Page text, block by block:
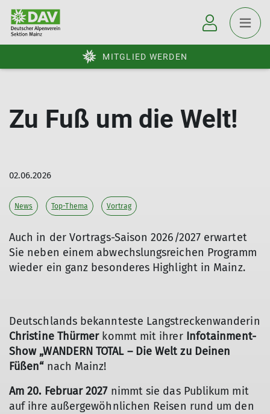
MITGLIED WERDEN
Zu Fuß um die Welt!
02.06.2026
News Top-Thema Vortrag
Auch in der Vortrags-Saison 2026/2027 erwartet
Sie neben einem abwechslungsreichen Programm
wieder ein ganz besonderes Highlight in Mainz.
Deutschlands bekannteste Langstreckenwanderin
Christine Thürmerkommt mit ihrer Infotainment-
Show „WANDERN TOTAL – Die Welt zu Deinen
Füßen“nach Mainz!
Am 20. Februar 2027 nimmt sie das Publikum mit
auf ihre außergewöhnlichen Reisen rund um den